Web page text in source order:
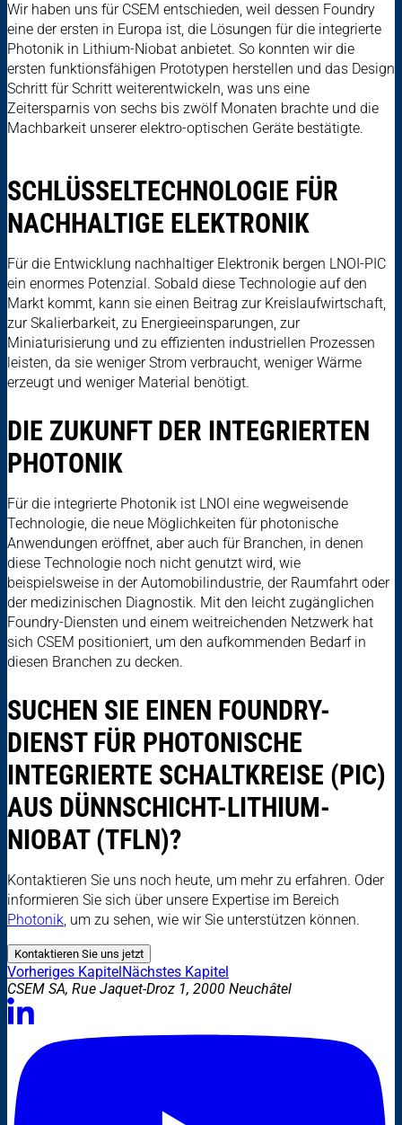
Wir haben uns für CSEM entschieden, weil dessen Foundry
eine der ersten in Europa ist, die Lösungen für die integrierte
Photonik in Lithium-Niobat anbietet. So konnten wir die
ersten funktionsfähigen Prototypen herstellen und das Design
Schritt für Schritt weiterentwickeln, was uns eine
Zeitersparnis von sechs bis zwölf Monaten brachte und die
Machbarkeit unserer elektro-optischen Geräte bestätigte.
SCHLÜSSELTECHNOLOGIE FÜR
NACHHALTIGE ELEKTRONIK
Für die Entwicklung nachhaltiger Elektronik bergen LNOI-PIC
ein enormes Potenzial. Sobald diese Technologie auf den
Markt kommt, kann sie einen Beitrag zur Kreislaufwirtschaft,
zur Skalierbarkeit, zu Energieeinsparungen, zur
Miniaturisierung und zu effizienten industriellen Prozessen
leisten, da sie weniger Strom verbraucht, weniger Wärme
erzeugt und weniger Material benötigt.
DIE ZUKUNFT DER INTEGRIERTEN
PHOTONIK
Für die integrierte Photonik ist LNOI eine wegweisende
Technologie, die neue Möglichkeiten für photonische
Anwendungen eröffnet, aber auch für Branchen, in denen
diese Technologie noch nicht genutzt wird, wie
beispielsweise in der Automobilindustrie, der Raumfahrt oder
der medizinischen Diagnostik. Mit den leicht zugänglichen
Foundry-Diensten und einem weitreichenden Netzwerk hat
sich CSEM positioniert, um den aufkommenden Bedarf in
diesen Branchen zu decken.
SUCHEN SIE EINEN FOUNDRY-
DIENST FÜR PHOTONISCHE
INTEGRIERTE SCHALTKREISE (PIC)
AUS DÜNNSCHICHT-LITHIUM-
NIOBAT (TFLN)?
Kontaktieren Sie uns noch heute, um mehr zu erfahren. Oder
informieren Sie sich über unsere Expertise im Bereich
Photonik , um zu sehen, wie wir Sie unterstützen können.
Kontaktieren Sie uns jetzt
Vorheriges KapitelNächstes Kapitel
CSEM SA, Rue Jaquet-Droz 1, 2000 Neuchâtel